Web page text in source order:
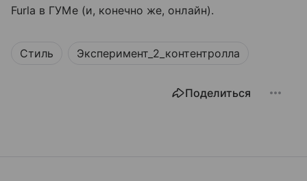
Furla в ГУМе (и, конечно же, онлайн).
Стиль Эксперимент_2_контентролла
Поделиться